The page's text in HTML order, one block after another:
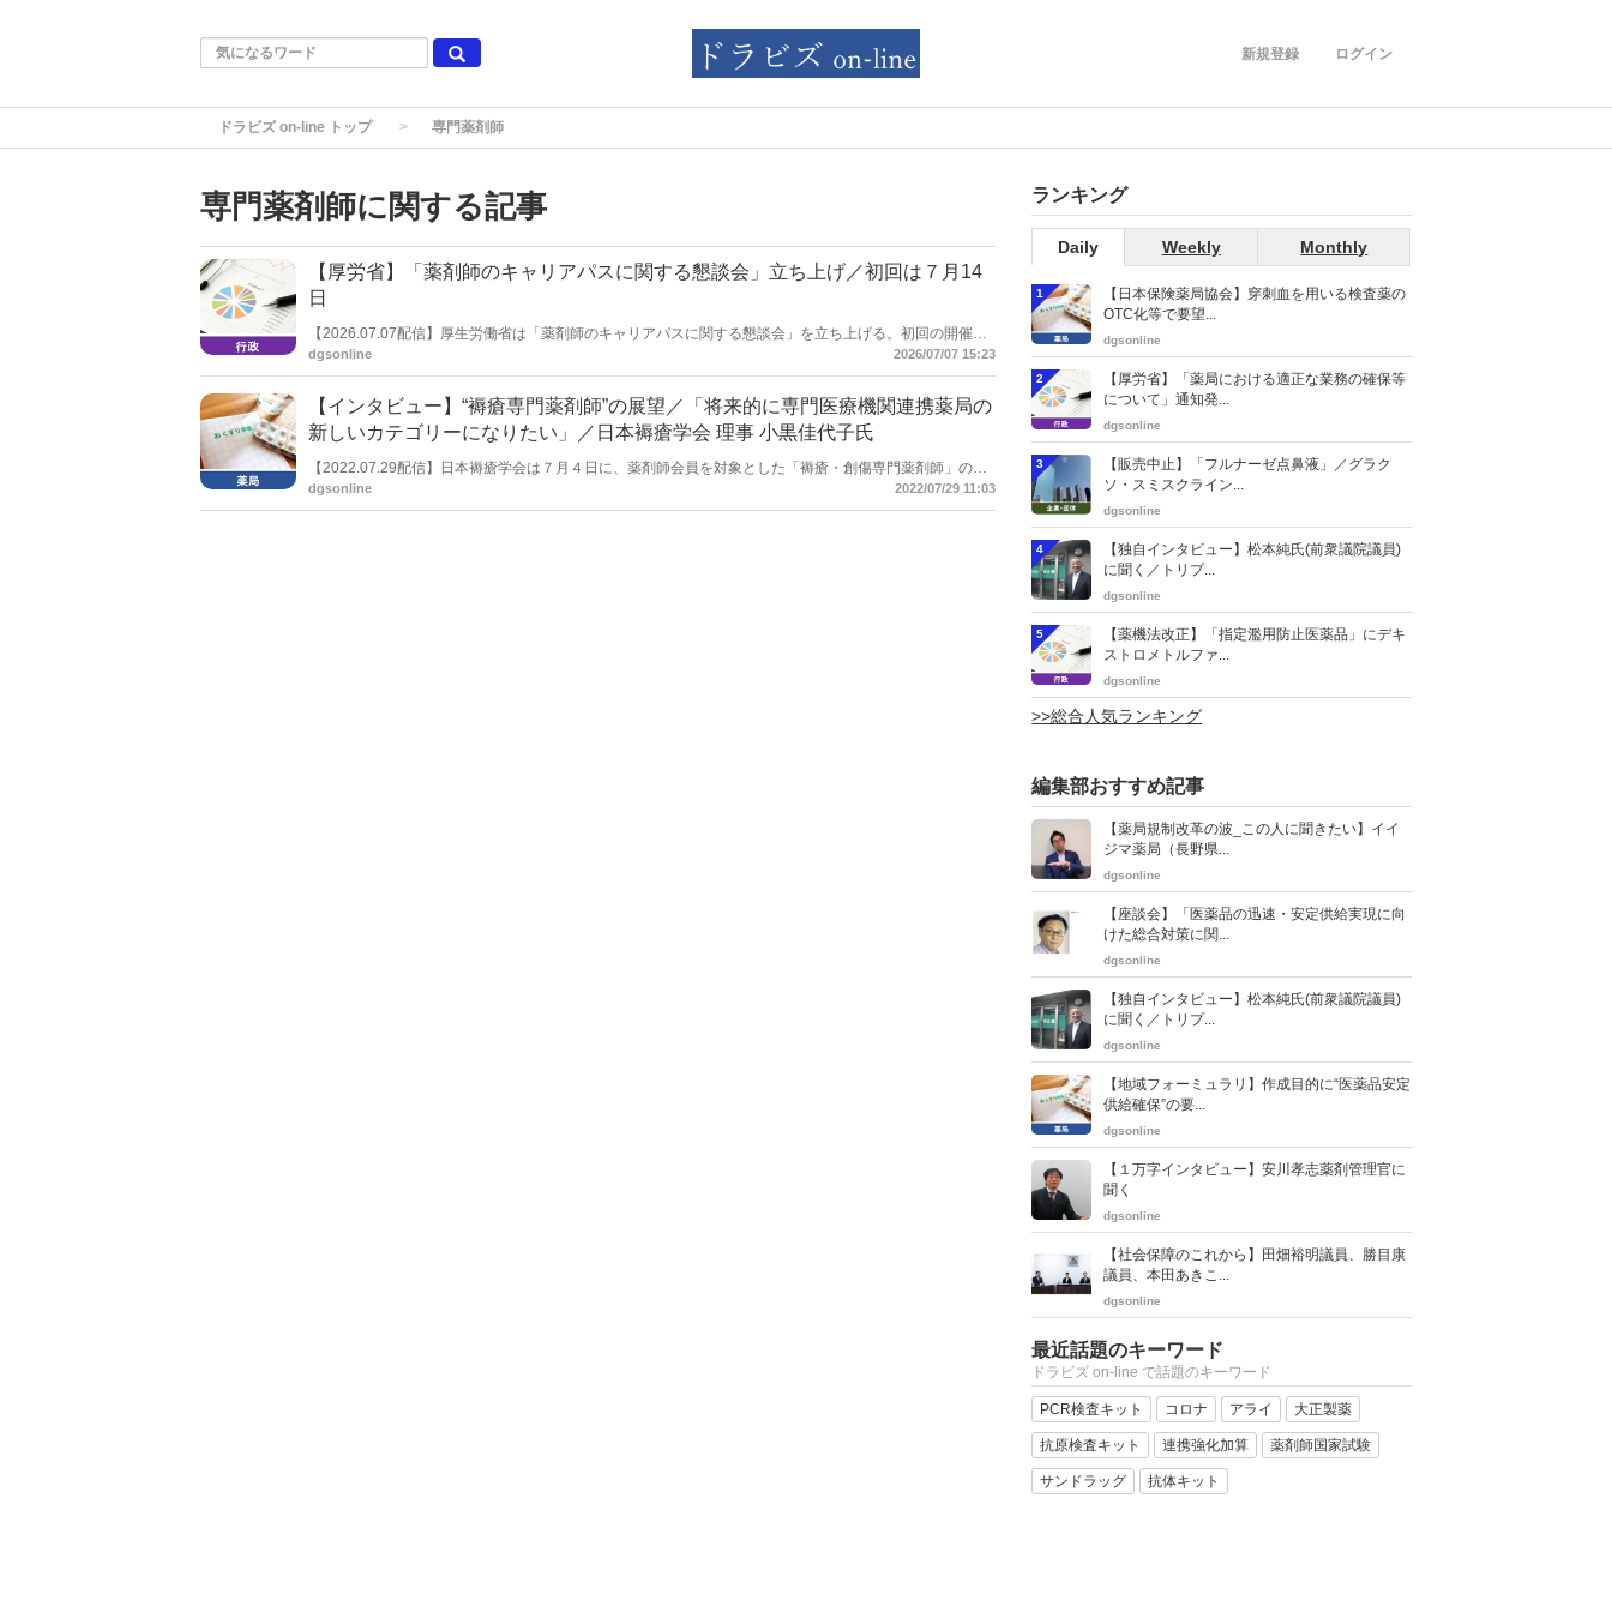
ログイン
新規登録
ドラビズ on-line トップ 専門薬剤師
専門薬剤師に関する記事
【厚労省】「薬剤師のキャリアパスに関する懇談会」立ち上げ／初回は７月14
日
【2026.07.07配信】厚生労働省は「薬剤師のキャリアパスに関する懇談会」を立ち上げる。初回の開催は
７月14日を予定する。
dgsonline 2026/07/07 15:23
【インタビュー】“褥瘡専門薬剤師”の展望／「将来的に専門医療機関連携薬局の
新しいカテゴリーになりたい」／日本褥瘡学会 理事 小黒佳代子氏
【2022.07.29配信】日本褥瘡学会は７月４日に、薬剤師会員を対象とした「褥瘡・創傷専門薬剤師」の認
定を開始することを発表した。同認定制度の経緯や展望について、同学会理事で薬剤師の小黒佳代子氏に
dgsonline 2022/07/29 11:03
ランキング
Daily Weekly Monthly
1
【日本保険薬局協会】穿刺血を用いる検査薬の
OTC化等で要望...
dgsonline
2
【厚労省】「薬局における適正な業務の確保等
について」通知発...
dgsonline
3
【販売中止】「フルナーゼ点鼻液」／グラク
ソ・スミスクライン...
dgsonline
4
【独自インタビュー】松本純氏(前衆議院議員)
に聞く／トリプ...
dgsonline
5
【薬機法改正】「指定濫用防止医薬品」にデキ
ストロメトルファ...
dgsonline
>>総合人気ランキング
編集部おすすめ記事
【薬局規制改革の波_この人に聞きたい】イイ
ジマ薬局（長野県...
dgsonline
【座談会】「医薬品の迅速・安定供給実現に向
けた総合対策に関...
dgsonline
【独自インタビュー】松本純氏(前衆議院議員)
に聞く／トリプ...
dgsonline
【地域フォーミュラリ】作成目的に“医薬品安定
供給確保”の要...
dgsonline
【１万字インタビュー】安川孝志薬剤管理官に
聞く
dgsonline
【社会保障のこれから】田畑裕明議員、勝目康
議員、本田あきこ...
dgsonline
最近話題のキーワード
ドラビズ on-line で話題のキーワード
PCR検査キット コロナ アライ 大正製薬
抗原検査キット 連携強化加算 薬剤師国家試験
サンドラッグ 抗体キット